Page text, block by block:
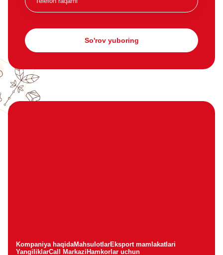
So'rov yuboring
Kompaniya haqidaMahsulotlarEksport mamlakatlari
YangiliklarCall MarkaziHamkorlar uchun